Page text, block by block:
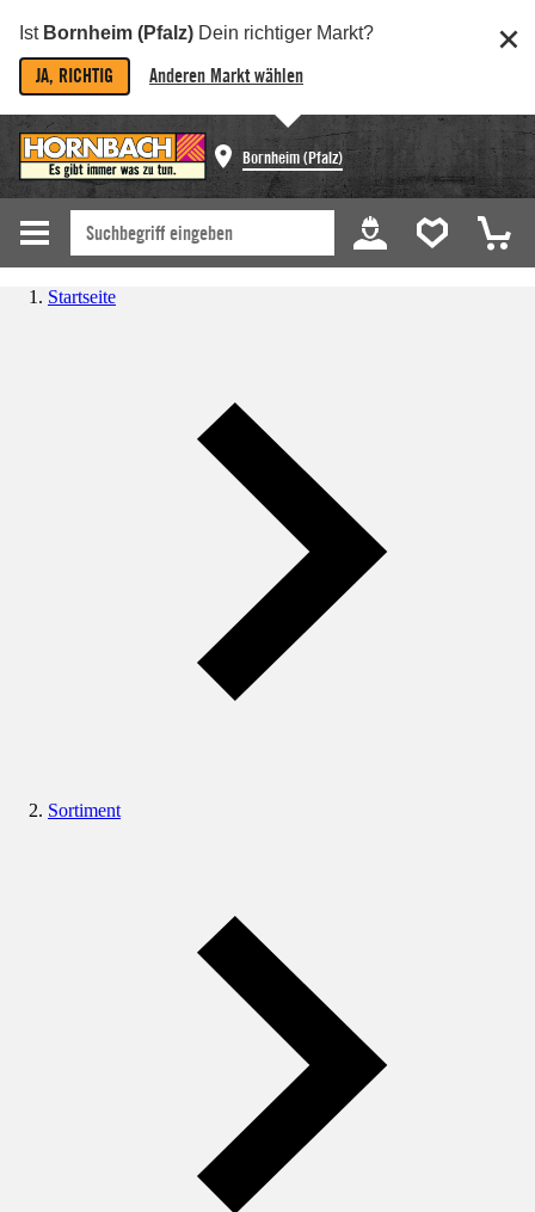
Ist Bornheim (Pfalz) Dein richtiger Markt?
JA, RICHTIG Anderen Markt wählen
Bornheim (Pfalz)
Startseite
Sortiment